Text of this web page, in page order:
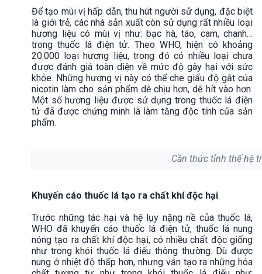
Để tạo mùi vị hấp dẫn, thu hút người sử dụng, đặc biệt
là giới trẻ, các nhà sản xuất còn sử dụng rất nhiều loại
hương liệu có mùi vị như: bạc hà, táo, cam, chanh…
trong thuốc lá điện tử. Theo WHO, hiện có khoảng
20.000 loại hương liệu, trong đó có nhiều loại chưa
được đánh giá toàn diện về mức độ gây hại với sức
khỏe. Những hương vị này có thể che giấu độ gắt của
nicotin làm cho sản phẩm dễ chịu hơn, dễ hít vào hơn.
Một số hương liệu được sử dụng trong thuốc lá điện
tử đã được chứng minh là làm tăng độc tính của sản
phẩm.
Cần thức tỉnh thế hệ
Khuyến cáo thuốc lá tạo ra chất khí độc hại
Trước những tác hại và hệ lụy nặng nề của thuốc lá,
WHO đã khuyến cáo thuốc lá điện tử, thuốc lá nung
nóng tạo ra chất khí độc hại, có nhiều chất độc giống
như trong khói thuốc lá điếu thông thường. Dù được
nung ở nhiệt độ thấp hơn, nhưng vẫn tạo ra những hóa